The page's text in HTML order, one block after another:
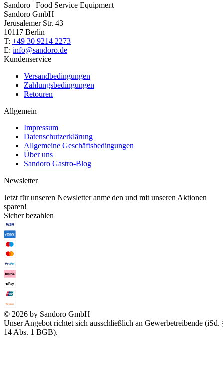
Sandoro | Food Service Equipment
Sandoro GmbH
Jerusalemer Str. 43
10117 Berlin
T: +49 30 9214 2273
E: info@sandoro.de
Kundenservice
Versandbedingungen
Zahlungsbedingungen
Retouren
Allgemein
Impressum
Datenschutzerklärung
Allgemeine Geschäftsbedingungen
Über uns
Sandoro Gastro-Blog
Newsletter
Jetzt für unseren Newsletter anmelden und mit unseren Aktionen
sparen!
Sicher bezahlen
© 2026 by Sandoro GmbH
Unser Angebot richtet sich ausschließlich an Gewerbetreibende (iSd.
14 Abs. 1 BGB).